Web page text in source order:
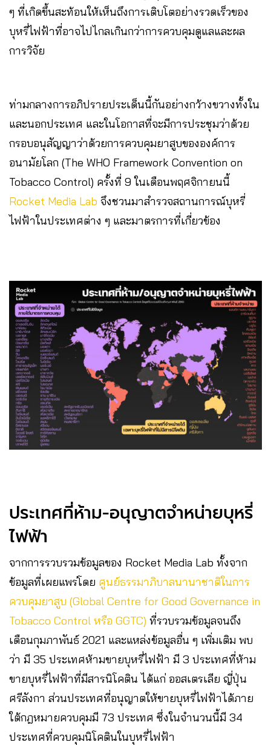
ๆ ที่เกิดขึ้นสะท้อนให้เห็นถึงการเติบโตอย่างรวดเร็วของ
บุหรี่ไฟฟ้าที่อาจไปไกลเกินกว่าการควบคุมดูแลและผล
การวิจัย
ท่ามกลางการอภิปรายประเด็นนี้กันอย่างกว้างขวางทั้งใน
และนอกประเทศ และในโอกาสที่จะมีการประชุมว่าด้วย
กรอบอนุสัญญาว่าด้วยการควบคุมยาสูบขององค์การ
อนามัยโลก (The WHO Framework Convention on
Tobacco Control) ครั้งที่ 9 ในเดือนพฤศจิกายนนี้
Rocket Media Lab จึงชวนมาสำรวจสถานการณ์บุหรี่
ไฟฟ้าในประเทศต่าง ๆ และมาตรการที่เกี่ยวข้อง
ประเทศที่ห้าม-อนุญาตจำหน่ายบุหรี่
ไฟฟ้า
จากการรวบรวมข้อมูลของ Rocket Media Lab ทั้งจาก
ข้อมูลที่เผยแพร่โดย ศูนย์ธรรมาภิบาลนานาชาติในการ
ควบคุมยาสูบ (Global Centre for Good Governance in
Tobacco Control หรือ GGTC) ที่รวบรวมข้อมูลจนถึง
เดือนกุมภาพันธ์ 2021 และแหล่งข้อมูลอื่น ๆ เพิ่มเติม พบ
ว่า มี 35 ประเทศห้ามขายบุหรี่ไฟฟ้า มี 3 ประเทศที่ห้าม
ขายบุหรี่ไฟฟ้าที่มีสารนิโคติน ได้แก่ ออสเตรเลีย ญี่ปุ่น
ศรีลังกา ส่วนประเทศที่อนุญาตให้ขายบุหรี่ไฟฟ้าได้ภาย
ใต้กฎหมายควบคุมมี 73 ประเทศ ซึ่งในจำนวนนี้มี 34
ประเทศที่ควบคุมนิโคตินในบุหรี่ไฟฟ้า